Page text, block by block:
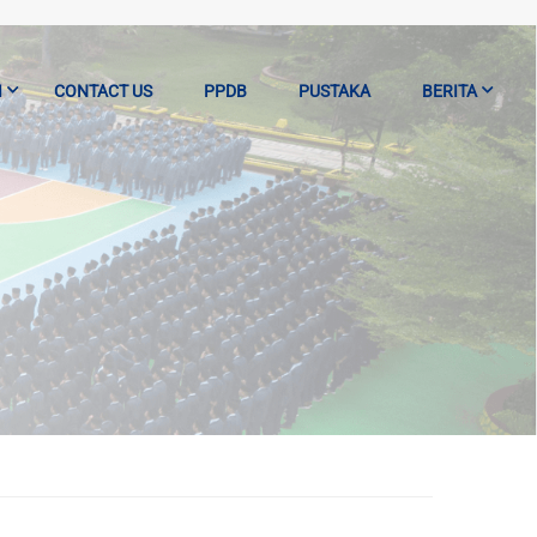
CONTACT US PPDB PUSTAKA BERITA